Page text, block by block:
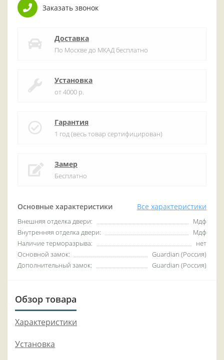
Основные характеристики Все характеристики
Внешняя отделка двери:
Мдф
Внутренняя отделка двери:
Мдф
Наличие терморазрыва:
нет
Основной замок:
Guardian (Россия)
Дополнительный замок:
Guardian (Россия)
Заказать звонок
Доставка
По Москве до МКАД бесплатно
Установка
от 4000 р.
Гарантия
1 год (весь товар сертифицирован)
Замер
Бесплатно
Обзор товара
Характеристики
Установка